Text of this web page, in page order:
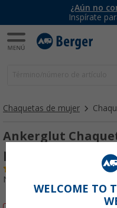
¿Aún no
Inspírate
Chaquetas de mujer
Ankerglut
para mujer
Nº de artículo 72130254
WELCOME TO